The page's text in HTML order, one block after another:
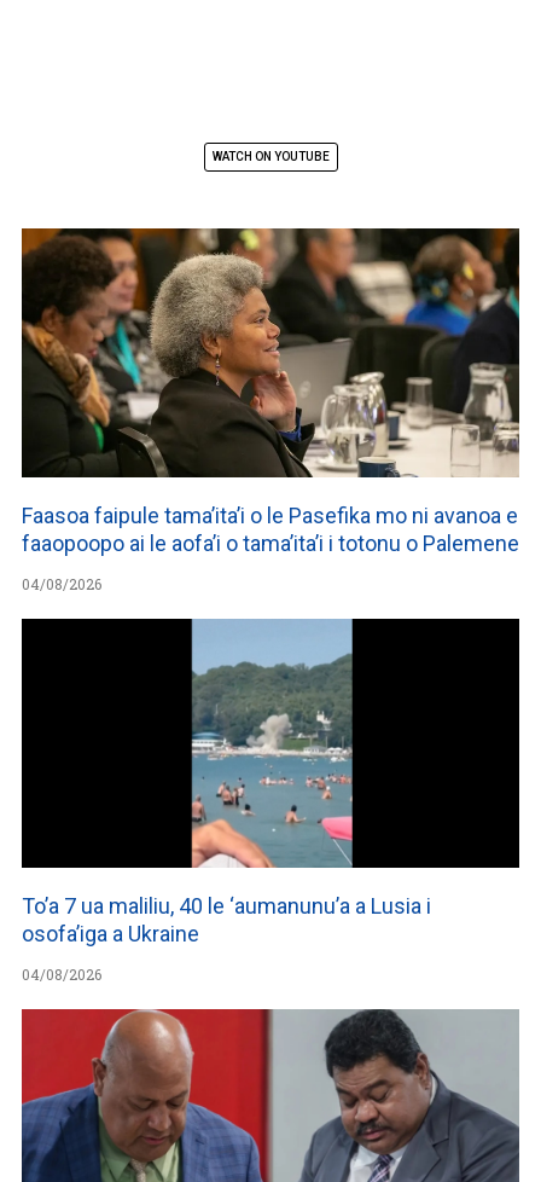
WATCH ON YOUTUBE
Faasoa faipule tama’ita’i o le Pasefika mo ni avanoa e
faaopoopo ai le aofa’i o tama’ita’i i totonu o Palemene
04/08/2026
To’a 7 ua maliliu, 40 le ‘aumanunu’a a Lusia i
osofa’iga a Ukraine
04/08/2026